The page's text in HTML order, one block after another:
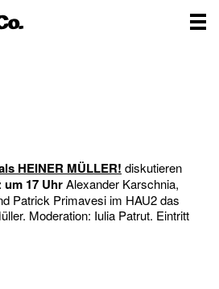
HEINER MÜLLER! diskutieren
um 17 UhrAlexander Karschnia,
Patrick Primavesi im HAU2 das
Moderation: Iulia Patrut. Eintritt